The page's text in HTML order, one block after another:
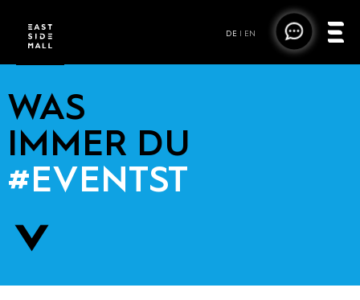
DE | EN
WAS
IMMER DU
#EVENTST